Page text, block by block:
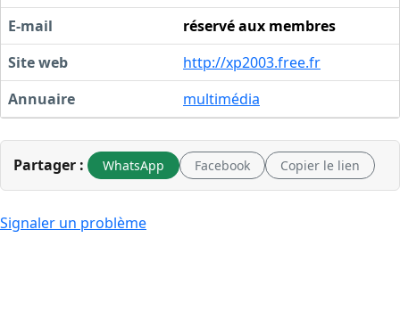
E-mail
réservé aux membres
Site web
http://xp2003.free.fr
Annuaire
multimédia
Partager : WhatsApp Facebook Copier le lien
Signaler un problème